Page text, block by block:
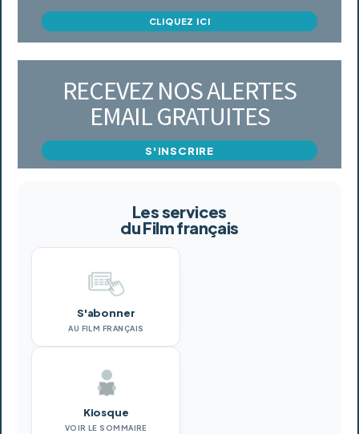
CLIQUEZ ICI
RECEVEZ NOS ALERTES
EMAIL GRATUITES
S'INSCRIRE
Les services
du Film français
S'abonner
AU FILM FRANÇAIS
Kiosque
VOIR LE SOMMAIRE